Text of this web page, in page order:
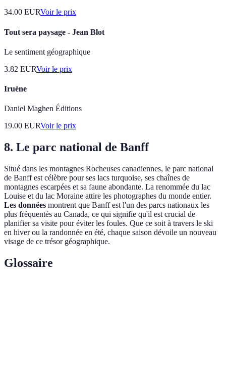
34.00 EURVoir le prix
Tout sera paysage - Jean Blot
Le sentiment géographique
3.82 EURVoir le prix
Iruène
Daniel Maghen Éditions
19.00 EURVoir le prix
8. Le parc national de Banff
Situé dans les montagnes Rocheuses canadiennes, le parc national
de Banff est célèbre pour ses lacs turquoise, ses chaînes de
montagnes escarpées et sa faune abondante. La renommée du lac
Louise et du lac Moraine attire les photographes du monde entier.
Les données montrent que Banff est l'un des parcs nationaux les
plus fréquentés au Canada, ce qui signifie qu'il est crucial de
planifier sa visite pour éviter les foules. Que ce soit à travers le ski
en hiver ou la randonnée en été, chaque saison dévoile un nouveau
visage de ce trésor géographique.
Glossaire